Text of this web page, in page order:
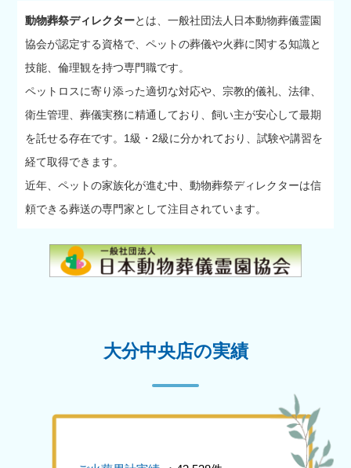
動物葬祭ディレクターとは、一般社団法人日本動物葬儀霊園
協会が認定する資格で、ペットの葬儀や火葬に関する知識と
技能、倫理観を持つ専門職です。
ペットロスに寄り添った適切な対応や、宗教的儀礼、法律、
衛生管理、葬儀実務に精通しており、飼い主が安心して最期
を託せる存在です。1級・2級に分かれており、試験や講習を
経て取得できます。
近年、ペットの家族化が進む中、動物葬祭ディレクターは信
頼できる葬送の専門家として注目されています。
大分中央店の実績